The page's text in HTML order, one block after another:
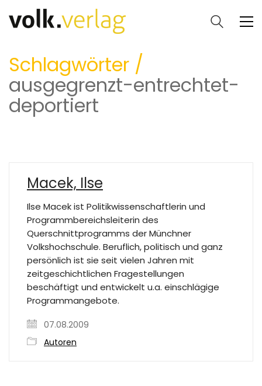
Schlagwörter /
ausgegrenzt-entrechtet-
deportiert
Macek, Ilse
Ilse Macek ist Politikwissenschaftlerin und
Programmbereichsleiterin des
Querschnittprogramms der Münchner
Volkshochschule. Beruflich, politisch und ganz
persönlich ist sie seit vielen Jahren mit
zeitgeschichtlichen Fragestellungen
beschäftigt und entwickelt u.a. einschlägige
Programmangebote.
07.08.2009
Autoren